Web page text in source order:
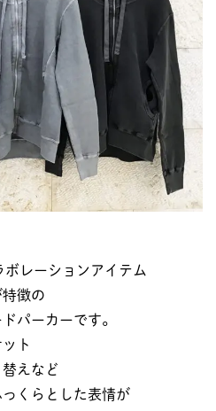
レーションアイテム
徴の
パーカーです。
ト
えなど
くらとした表情が